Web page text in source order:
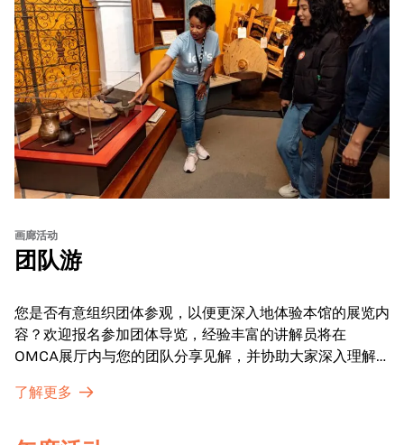
画廊活动
团队游
您是否有意组织团体参观，以便更深入地体验本馆的展览内
容？欢迎报名参加团体导览，经验丰富的讲解员将在
OMCA展厅内与您的团队分享见解，并协助大家深入理解
了解更多